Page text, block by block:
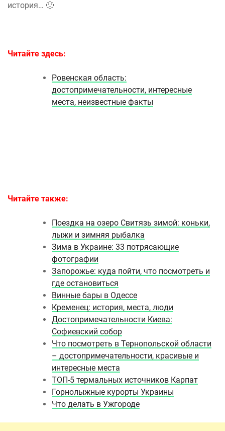
история… 🙂
Читайте здесь:
Ровенская область:
достопримечательности, интересные
места, неизвестные факты
Читайте также:
Поездка на озеро Свитязь зимой: коньки,
лыжи и зимняя рыбалка
Зима в Украине: 33 потрясающие
фотографии
Запорожье: куда пойти, что посмотреть и
где остановиться
Винные бары в Одессе
Кременец: история, места, люди
Достопримечательности Киева:
Софиевский собор
Что посмотреть в Тернопольской области
– достопримечательности, красивые и
интересные места
ТОП-5 термальных источников Карпат
Горнолыжные курорты Украины
Что делать в Ужгороде